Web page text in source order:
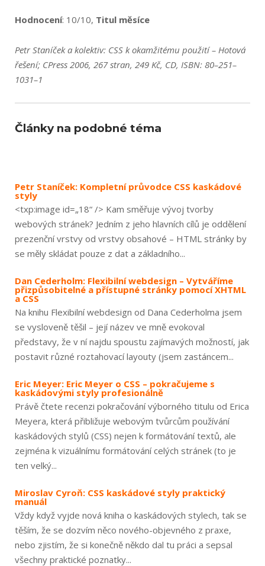
Hodnocení: 10/10, Titul měsíce
Petr Staníček a kolektiv: CSS k okamžitému použití – Hotová
řešení; CPress 2006, 267 stran, 249 Kč, CD, ISBN: 80–251–
1031–1
Články na podobné téma
Petr Staníček: Kompletní průvodce CSS kaskádové
styly
<txp:image id=„18“ /> Kam směřuje vývoj tvorby
webových stránek? Jedním z jeho hlavních cílů je oddělení
prezenční vrstvy od vrstvy obsahové – HTML stránky by
se měly skládat pouze z dat a základního...
Dan Cederholm: Flexibilní webdesign – Vytváříme
přizpůsobitelné a přístupné stránky pomocí XHTML
a CSS
Na knihu Flexibilní webdesign od Dana Cederholma jsem
se vysloveně těšil – její název ve mně evokoval
představy, že v ní najdu spoustu zajímavých možností, jak
postavit různé roztahovací layouty (jsem zastáncem...
Eric Meyer: Eric Meyer o CSS – pokračujeme s
kaskádovými styly profesionálně
Právě čtete recenzi pokračování výborného titulu od Erica
Meyera, která přibližuje webovým tvůrcům používání
kaskádových stylů (CSS) nejen k formátování textů, ale
zejména k vizuálnímu formátování celých stránek (to je
ten velký...
Miroslav Cyroň: CSS kaskádové styly praktický
manuál
Vždy když vyjde nová kniha o kaskádových stylech, tak se
těším, že se dozvím něco nového-objevného z praxe,
nebo zjistím, že si konečně někdo dal tu práci a sepsal
všechny praktické poznatky...